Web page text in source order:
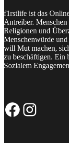
f1rstlife ist das
Antreiber.
Religionen und
Menschenwürde
will Mut machen,
zu beschäftigen. Ein
Sozialem
Facebook-SeiteInstagram-Profil